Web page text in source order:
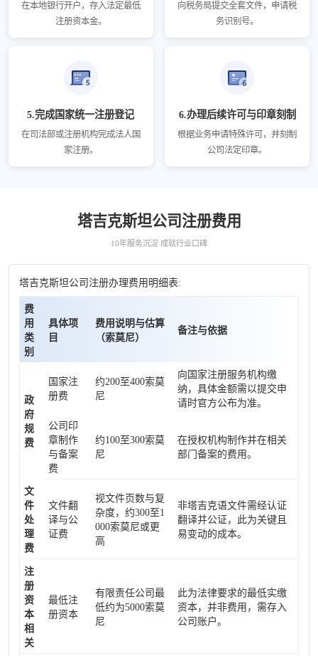
在本地银行开户，存入法定最低
注册资本金。
向税务局提交全套文件，申请税
务识别号。
5.完成国家统一注册登记
在司法部或注册机构完成法人国
家注册。
6.办理后续许可与印章刻制
根据业务申请特殊许可，并刻制
公司法定印章。
塔吉克斯坦公司注册费用
10年服务沉淀 成就行业口碑
塔吉克斯坦公司注册办理费用明细表:
费
用
类
别
具体项
目
费用说明与估算
（索莫尼）
备注与依据
政
府
规
费
国家注
册费
约200至400索莫
尼
向国家注册服务机构缴
纳，具体金额需以提交申
请时官方公布为准。
公司印
章制作
与备案
费
约100至300索莫
尼
在授权机构制作并在相关
部门备案的费用。
文
件
处
理
费
文件翻
译与公
证费
视文件页数与复
杂度，约300至1
000索莫尼或更
高
非塔吉克语文件需经认证
翻译并公证，此为关键且
易变动的成本。
注
册
资
本
相
关
最低注
册资本
有限责任公司最
低约为5000索莫
尼
此为法律要求的最低实缴
资本，并非费用，需存入
公司账户。